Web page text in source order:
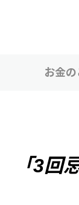
お金の
「3回